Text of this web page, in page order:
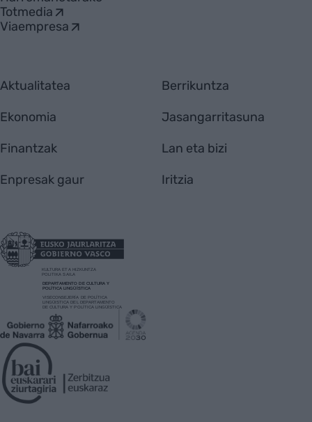
Totmedia
Viaempresa
Aktualitatea
Ekonomia
Finantzak
Enpresak gaur
Berrikuntza
Jasangarritasuna
Lan eta bizi
Iritzia